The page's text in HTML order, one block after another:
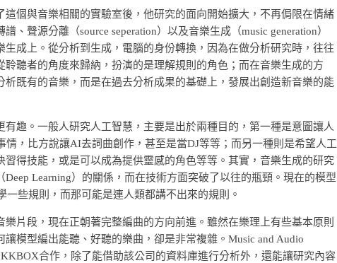
個與音樂相關的實驗室後，他研究的面向開始擴大，不再侷限在情緒
、聲源分離（source seperation）以及音樂生成（music generation）
成上。從分析到生成，電腦的身份轉換，因為在做分析研究時，往往
聽者的角度來歸納，扮演的是理解規則的角色；而在音樂生成的方
既有的音樂，而是在過去分析成果的基礎上，發展出創造新音樂的能
趣。一般人研究人工智慧，主要是出於兩種目的，第一種是意圖讓人
，比方說讓AI去詞曲創作，甚至是當DJ等等；而另一種則是希望人工
得技能，或是可以成為提供靈感的角色等等。其實，音樂生成的研究
Learning）的關係，而在技術方面突破了以往的瓶頸。現在的模型
些規則，而那可能是連人類都講不出來的規則。
片段，現在正朝著完整編曲的方向前進。雖然在樂理上有些基本原則
模型編出能聽、好聽的樂曲，卻是非常複雜。Music and Audio
合作，除了能借助該公司的資料庫進行分析外，還能讓研究內容